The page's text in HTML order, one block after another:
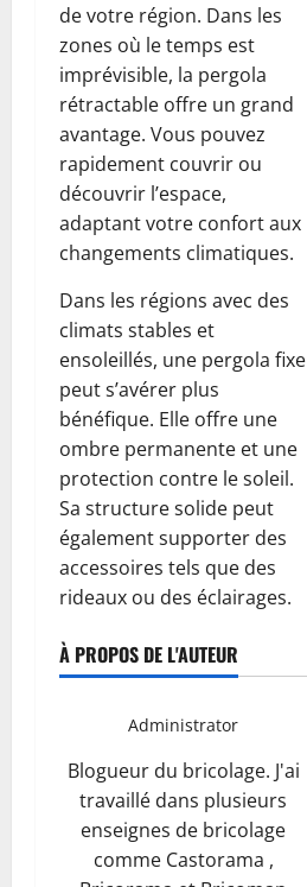
de votre région. Dans les
zones où le temps est
imprévisible, la pergola
rétractable offre un grand
avantage. Vous pouvez
rapidement couvrir ou
découvrir l’espace,
adaptant votre confort aux
changements climatiques.
Dans les régions avec des
climats stables et
ensoleillés, une pergola fixe
peut s’avérer plus
bénéfique. Elle offre une
ombre permanente et une
protection contre le soleil.
Sa structure solide peut
également supporter des
accessoires tels que des
rideaux ou des éclairages.
À PROPOS DE L'AUTEUR
Administrator
Blogueur du bricolage. J'ai
travaillé dans plusieurs
enseignes de bricolage
comme Castorama ,